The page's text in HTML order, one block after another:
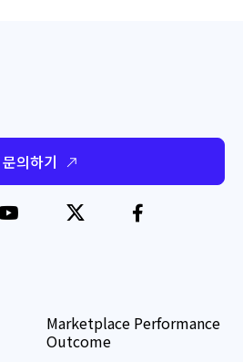
문의하기
Marketplace Performance
Outcome